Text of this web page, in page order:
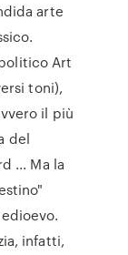
arte
Art
toni),
il più
del
... Ma la
infatti,